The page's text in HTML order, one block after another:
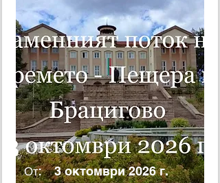
От:
3 октомври 2026 г.